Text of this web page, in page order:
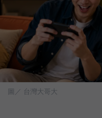
圖／ 台灣大哥大